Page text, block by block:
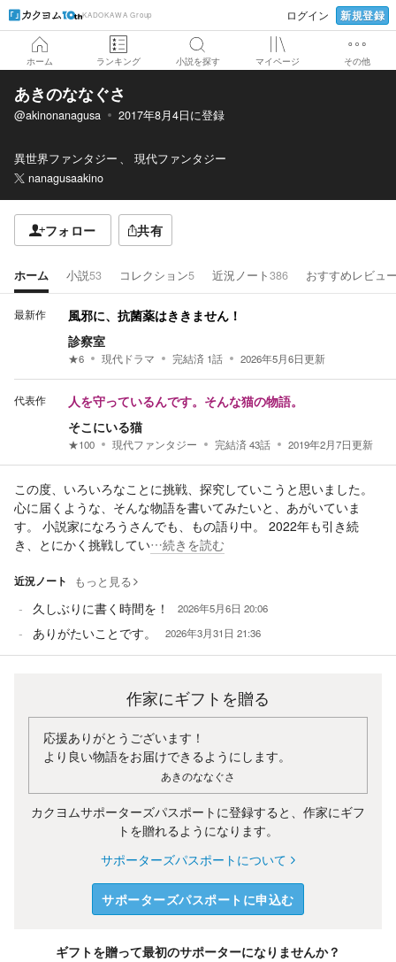
KADOKAWA Group ログイン 新規登録
ホーム ランキング 小説を探す マイページ その他
あきのななぐさ
@akinonanagusa 2017年8月4日に登録
異世界ファンタジー
現代ファンタジー
nanagusaakino
フォロー 共有
ホーム 小説53 コレクション5 近況ノート386 おすすめレビュ
最新作 風邪に、抗菌薬はききません！
診察室
★6 現代ドラマ 完結済 1話 2026年5月6日更新
代表作 人を守っているんです。そんな猫の物語。
そこにいる猫
★100 現代ファンタジー 完結済43話 2019年2月7日更新
この度、いろいろなことに挑戦、探究していこうと思いました。
心に届くような、そんな物語を書いてみたいと、あがいていま
す。 小説家になろうさんでも、もの語り中。 2022年も引き続
き、とにかく挑戦してい…続きを読む
近況ノート もっと見る
久しぶりに書く時間を！ 2026年5月6日 20:06
ありがたいことです。 2026年3月31日 21:36
作家にギフトを贈る
応援ありがとうございます！
より良い物語をお届けできるようにします。
あきのななぐさ
カクヨムサポーターズパスポートに登録すると、作家にギフ
トを贈れるようになります。
サポーターズパスポートについて
サポーターズパスポートに申込む
ギフトを贈って最初のサポーターになりませんか？